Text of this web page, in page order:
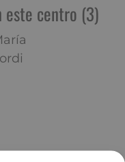
este centro (3)